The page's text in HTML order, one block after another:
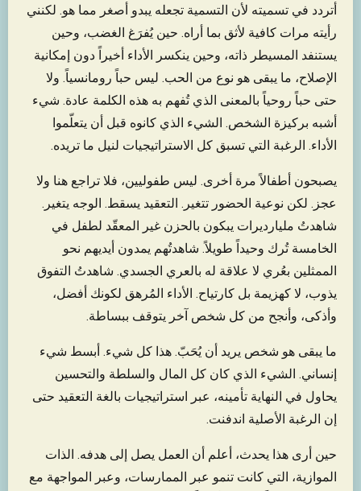
أتردد في تسميته لأن التسمية تجعله يبدو أصغر مما هو. لكنني
رأيته مرات كافية لأثق بما أراه. حين يُفرَغ الغضب، وحين
يستنفد المسيطر ذاته، وحين ينكسر الأداء أخيراً دون إمكانية
الإصلاح، ما يبقى هو نوع من الحب. ليس حباً رومانسياً. ولا
حتى حباً روحياً بالمعنى الذي تُفهم به هذه الكلمة عادة. شيء
أشبه بركيزة الشخص. الشيء الذي كانوه قبل أن يتعلّموا
الأداء. الرغبة التي تسبق كل الاستراتيجيات لنيل ما تريده.
يصبحون أطفالاً مرة أخرى. ليس طفوليين، فلا تراجع هنا ولا
عجز. لكن نوعية الحضور تتغير. التعقيد يسقط. الوجه يتغير.
شاهدتُ مليارديرات يبكون بالحزن غير المعقّد لطفل في
الخامسة تُرك وحيداً طويلاً. شاهدتُهم يمدون أيديهم نحو
الممثلين بعُري لا علاقة له بالعري الجسدي. شاهدتُ التفوق
يذوب، لا كهزيمة بل كارتياح. الأداء المُرهق لكونك أفضل،
وأذكى، وأنجح من كل شخص آخر يتوقف ببساطة.
ما يبقى هو شخص يريد أن يُحَبّ. هذا كل شيء. أبسط شيء
إنساني. الشيء الذي كان كل المال والسلطة والتحسين
يحاول في النهاية تأمينه، عبر استراتيجيات بالغة التعقيد حتى
إن الرغبة الأصلية اندفنت.
حين أرى هذا يحدث، أعلم أن العمل يصل إلى هدفه. الذات
الموازية، التي كانت تنمو عبر الممارسات، وعبر المواجهة مع